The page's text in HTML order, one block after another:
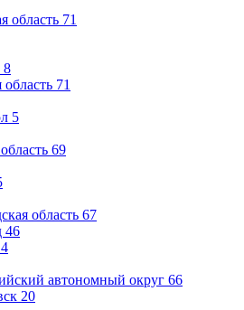
область 71
8
область 71
5
69
область 67
46
4
автономный округ 66
20